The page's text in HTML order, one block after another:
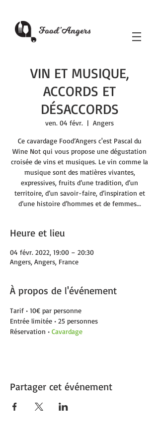
VIN ET MUSIQUE,
ACCORDS ET
DÉSACCORDS
ven. 04 févr.
  |
Angers
Ce cavardage Food’Angers c'est Pascal du
Wine Not qui vous propose une dégustation
croisée de vins et musiques. Le vin comme la
musique sont des matières vivantes,
expressives, fruits d’une tradition, d’un
territoire, d’un savoir-faire, d’inspiration et
d’une histoire d’hommes et de femmes...
Heure et lieu
04 févr. 2022, 19:00 – 20:30
Angers, Angers, France
À propos de l'événement
Tarif • 10€ par personne
Entrée limitée • 25 personnes
Réservation • Cavardage
Partager cet événement